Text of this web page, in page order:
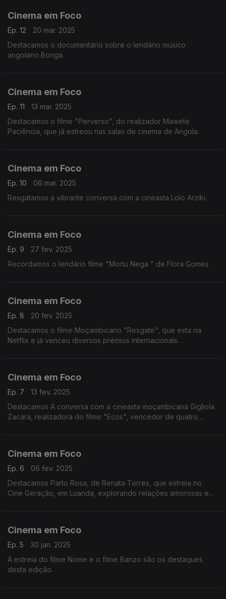
Cinema em Foco
Ep. 12
20 mar. 2025
Destacamos o documentário sobre o lendário músico
angolano Bonga.
Cinema em Foco
Ep. 11
13 mar. 2025
Destacamos o filme "Perverso", do realizador Mawete
Paciência, que já estreou nas salas de cinema de Angola.
Cinema em Foco
Ep. 10
06 mar. 2025
Resgatamos a vibrante conversa com a cineasta Lolo Arziki.
Cinema em Foco
Ep. 9
27 fev. 2025
Recordamos o lendário filme "Mortu Nega " de Flora Gomes
Cinema em Foco
Ep. 8
20 fev. 2025
Destacamos o filme Moçambicano "Resgate", que esta na
Netflix e já venceu diversos prémios internacionais.
Cinema em Foco
Ep. 7
13 fev. 2025
Destacamos A conversa com a cineasta moçambicana Gigliola
Zacara, realizadora do filme "Ecos", vencedor de quatro
Cinema em Foco
Ep. 6
06 fev. 2025
Destacamos Parto Rosa, de Renata Torres, que estreia no
Cine Geração, em Luanda, explorando relações amorosas e
Cinema em Foco
Ep. 5
30 jan. 2025
A estreia do filme Nome e o filme Banzo são os destaques
desta edição.